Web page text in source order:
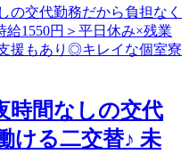
時間なしの交代
ける二交替♪ 未